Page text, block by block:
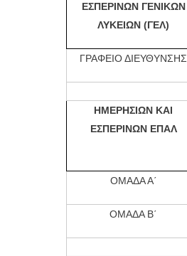
ΕΣΠΕΡΙΝΩΝ ΓΕΝΙΚΩΝ
ΛΥΚΕΙΩΝ (ΓΕΛ)
ΓΡΑΦΕΙΟ ΔΙΕΥΘΥΝΣΗΣ
ΗΜΕΡΗΣΙΩΝ ΚΑΙ
ΕΣΠΕΡΙΝΩΝ ΕΠΑΛ
ΟΜΑΔΑ Α΄
ΟΜΑΔΑ Β΄